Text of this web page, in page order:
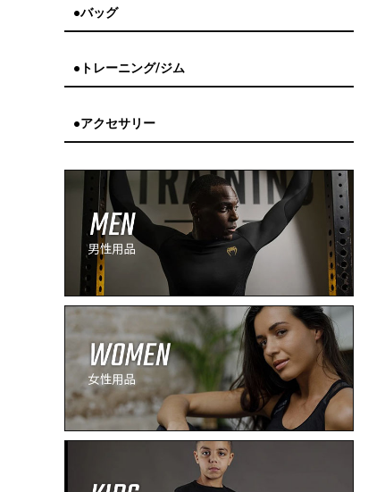
●バッグ
●トレーニング/ジム
●アクセサリー